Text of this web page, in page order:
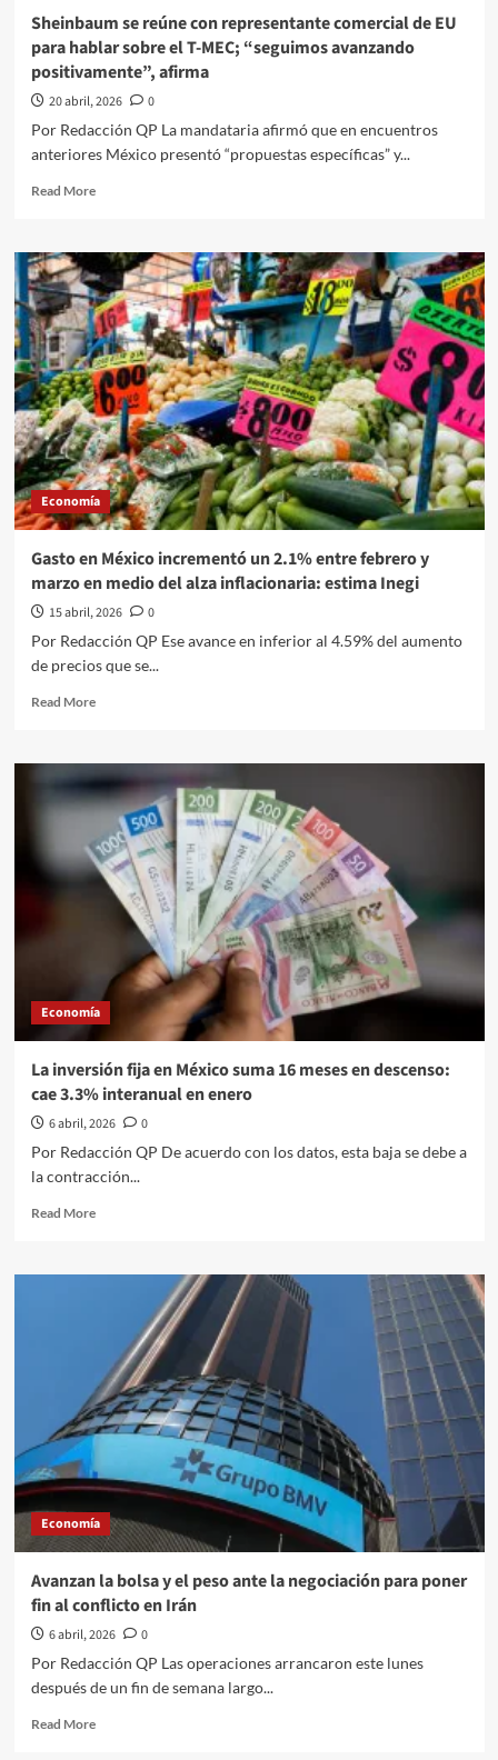
Sheinbaum se reúne con representante comercial de EU
para hablar sobre el T-MEC; “seguimos avanzando
positivamente”, afirma
20 abril, 2026
0
Por Redacción QP La mandataria afirmó que en encuentros
anteriores México presentó “propuestas específicas” y...
Read MoreRead
Sheinbaum
se
reúne
con
representante
comercial
de
EU
para
hablar
sobre
el
T-
MEC;
avanzando
positivamente”,
afirma
Economía
Gasto en México incrementó un 2.1% entre febrero y
marzo en medio del alza inflacionaria: estima Inegi
15 abril, 2026
0
Por Redacción QP Ese avance en inferior al 4.59% del aumento
de precios que se...
Read MoreRead
Gasto
en
México
incrementó
un
2.1%
entre
febrero
medio
del
estima
Inegi
Economía
La inversión fija en México suma 16 meses en descenso:
cae 3.3% interanual en enero
6 abril, 2026
0
Por Redacción QP De acuerdo con los datos, esta baja se debe a
la contracción...
Read MoreRead
La
México
suma
16
meses
en
cae
interanual
en
Economía
Avanzan la bolsa y el peso ante la negociación para poner
fin al conflicto en Irán
6 abril, 2026
0
Por Redacción QP Las operaciones arrancaron este lunes
después de un fin de semana largo...
Read MoreRead